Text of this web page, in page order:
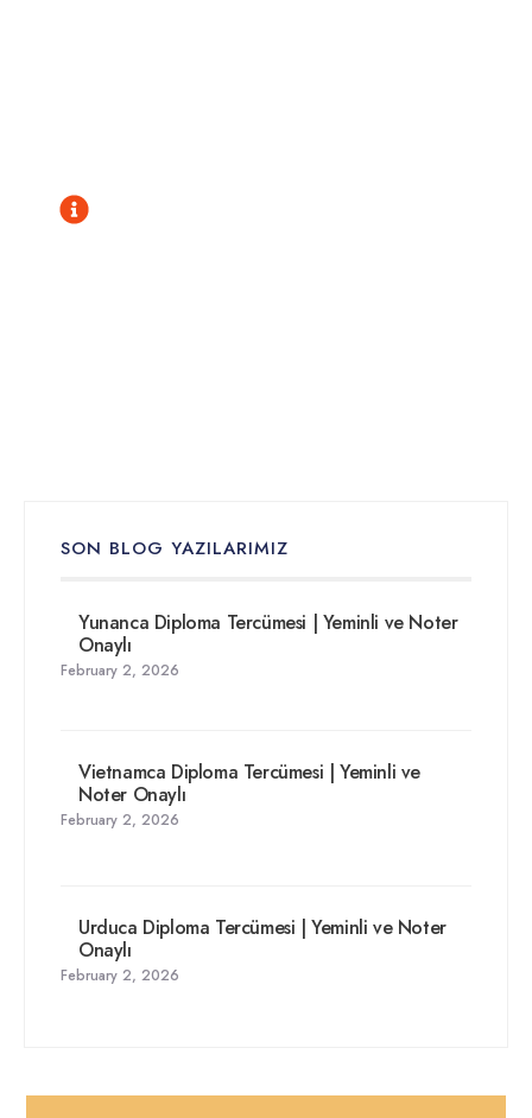
SON BLOG YAZILARIMIZ
Yunanca Diploma Tercümesi | Yeminli ve Noter
Onaylı
February 2, 2026
Vietnamca Diploma Tercümesi | Yeminli ve
Noter Onaylı
February 2, 2026
Urduca Diploma Tercümesi | Yeminli ve Noter
Onaylı
February 2, 2026